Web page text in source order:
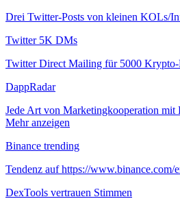
Drei Twitter-Posts von kleinen KOLs/
Twitter 5K DMs
Twitter Direct Mailing für 5000 Krypto-
DappRadar
Jede Art von Marketingkooperation mit
Mehr anzeigen
Binance trending
Tendenz auf https://www.binance.com/
DexTools vertrauen Stimmen